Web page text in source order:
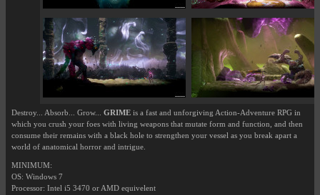
Destroy... Absorb... Grow... GRIME is a fast and unforgiving Action-Adventure RPG in
which you crush your foes with living weapons that mutate form and function, and then
consume their remains with a black hole to strengthen your vessel as you break apart a
world of anatomical horror and intrigue.
MINIMUM:
OS: Windows 7
Processor: Intel i5 3470 or AMD equivelent